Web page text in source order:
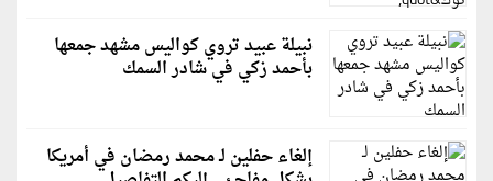
نبيلة عبيد تروي كواليس مشهد جمعها
بأحمد زكي في شادر السمك
إلغاء حفلين لـ محمد رمضان في أمريكا